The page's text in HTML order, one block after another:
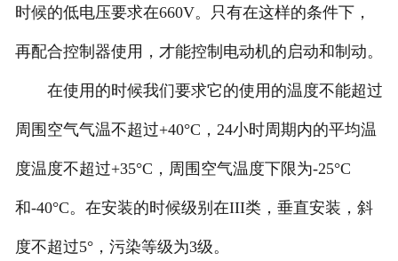
河南滤波器
河南触头总成
时候的低电压要求在660V。只有在这样的条件下，
再配合控制器使用，才能控制电动机的启动和制动。
在使用的时候我们要求它的使用的温度不能超过
周围空气气温不超过+40°C，24小时周期内的平均温
度温度不超过+35°C，周围空气温度下限为-25°C
和-40°C。在安装的时候级别在III类，垂直安装，斜
度不超过5°，污染等级为3级。